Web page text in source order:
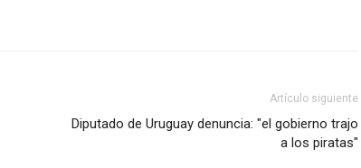
Artículo siguiente
Diputado de Uruguay denuncia: "el gobierno trajo
a los piratas"